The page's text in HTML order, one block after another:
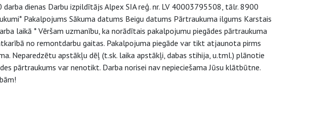
dienas Darbu izpildītājs Alpex SIA reģ. nr. LV 40003795508, tālr. 8900
Pakalpojums Sākuma datums Beigu datums Pārtraukuma ilgums Karstais
laikā * Vēršam uzmanību, ka norādītais pakalpojumu piegādes pārtraukuma
no remontdarbu gaitas. Pakalpojuma piegāde var tikt atjaunota pirms
Neparedzētu apstākļu dēļ (t.sk. laika apstākļi, dabas stihija, u.tml.) plānotie
pārtraukums var nenotikt. Darba norisei nav nepieciešama Jūsu klātbūtne.